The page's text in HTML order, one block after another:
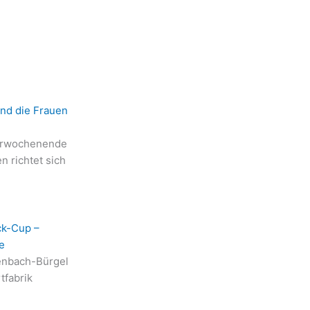
die Frauen
richtet sich
Cup –
Bürgel